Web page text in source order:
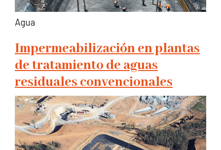
Agua
Impermeabilización en plantas
de tratamiento de aguas
residuales convencionales